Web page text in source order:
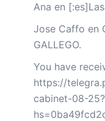
Ana en
Jose Caffo en
GALLEGO.
You have
https://
cabinet-08-25?